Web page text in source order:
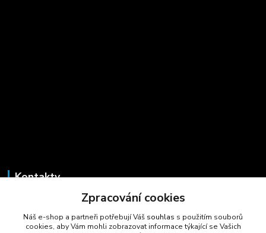
Kontakty
+420 723 725 881
(Po-Pá, 8-16 hod.)
Zpracování cookies
Náš e-shop a partneři potřebují Váš souhlas s použitím souborů
cookies, aby Vám mohli zobrazovat informace týkající se Vašich